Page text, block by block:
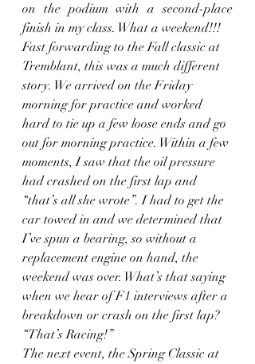
on the podium with a second-place
finish in my class. What a weekend!!!
Fast forwarding to the Fall classic at
Tremblant, this was a much different
story. We arrived on the Friday
morning for practice and worked
hard to tie up a few loose ends and go
out for morning practice. Within a few
moments, I saw that the oil pressure
had crashed on the first lap and
“that’s all she wrote”. I had to get the
car towed in and we determined that
I’ve spun a bearing, so without a
replacement engine on hand, the
weekend was over. What’s that saying
when we hear of F1 interviews after a
breakdown or crash on the first lap?
“That’s Racing!”
The next event, the Spring Classic at